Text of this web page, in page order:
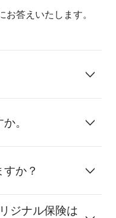
答えいたします。
。
か？
ジナル保険は